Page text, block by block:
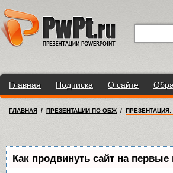
Главная Подписка О сайте
ГЛАВНАЯ / ПРЕЗЕНТАЦИИ ПО ОБЖ /
Как продвинуть сайт на первые